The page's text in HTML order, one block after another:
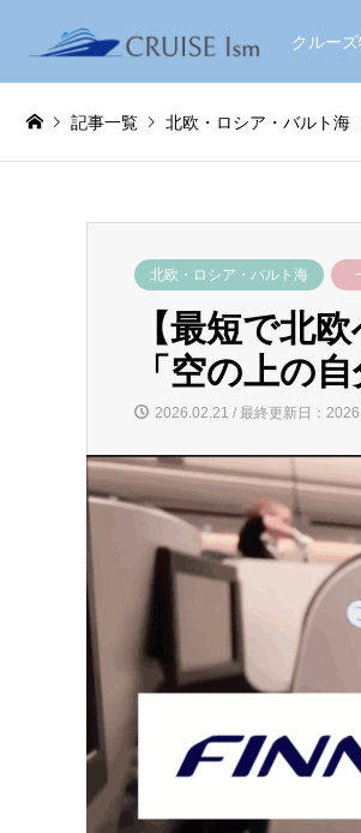
クルー
記事一覧 北欧・ロシア・バルト海
北欧・ロシア・バルト海
【最短で北
「空の上の
2026.02.21 / 最終更新日：